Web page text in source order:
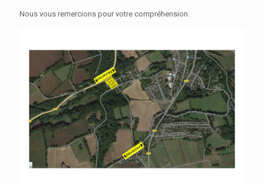
Nous vous remercions pour votre compréhension.